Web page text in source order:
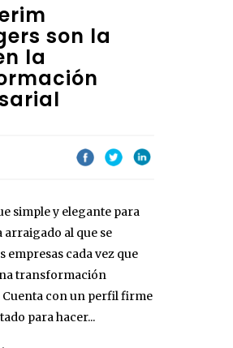
son la
la
simple y elegante para
al que se
empresas cada vez que
transformación
Cuenta con un perfil firme
para hacer...